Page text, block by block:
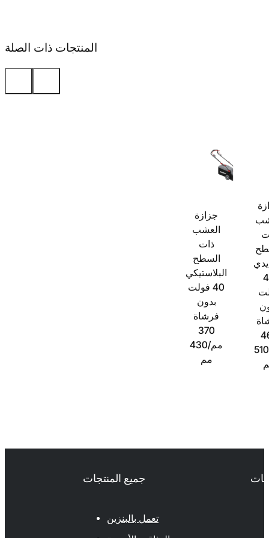
المنتجات ذات الصلة
جزازة
العشب
ذات
السطح
البلاستيكي
40 فولت
بدون
فرشاة
370
مم/430
مم
مم/510
جميع المنتجات
تعمل بالبنزين